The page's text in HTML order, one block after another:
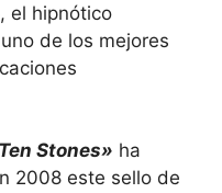
el hipnótico
de los mejores
Stones» ha
2008 este sello de